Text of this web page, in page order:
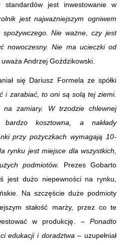
jest inwestowanie w
jest najważniejszym ogniwem
spożywczego. Nie ważne, czy jest
nowoczesny. Nie ma ucieczki od
uważa Andrzej Goździkowski.
się Dariusz Formela ze spółki
i zarabiać, to oni są solą tej ziemi.
zamiary. W trzodzie chlewnej
kosztowna, a nakłady
przy pożyczkach wymagają 10-
rynku jest miejsce dla wszystkich,
podmiotów. Prezes Gobarto
jest dużo niepewności na rynku,
Na szczęście duże podmioty
stałość marży, przez co te
w produkcję. – Ponadto
edukacji i doradztwa– uzupełniał